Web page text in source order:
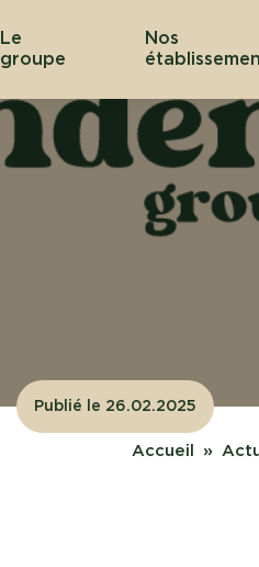
Le
groupe
Nos
Publié le 26.02.2025
Accueil